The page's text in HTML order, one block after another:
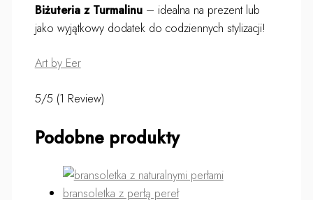
Biżuteria z Turmalinu– idealna na prezent lub
jako wyjątkowy dodatek do codziennych stylizacji!
Art by Eer
5/5 (1 Review)
Podobne produkty